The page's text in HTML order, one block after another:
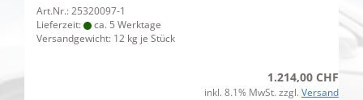
Art.Nr.: 25320097-1
Lieferzeit:
ca. 5 Werktage
Versandgewicht: 12 kg je Stück
1.214,00 CHF
inkl. 8.1% MwSt. zzgl. Versand